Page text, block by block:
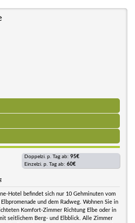
Doppelzi. p. Tag ab: 95€
Einzelzi. p. Tag ab: 60€
Hotel befindet sich nur 10 Gehminuten vom
und dem Radweg. Wohnen Sie in
Komfort-Zimmer Richtung Elbe oder in
seitlichem Berg- und Elbblick. Alle Zimmer